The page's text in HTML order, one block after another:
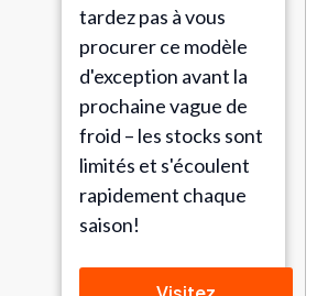
tardez pas à vous
procurer ce modèle
d'exception avant la
prochaine vague de
froid – les stocks sont
limités et s'écoulent
rapidement chaque
saison!